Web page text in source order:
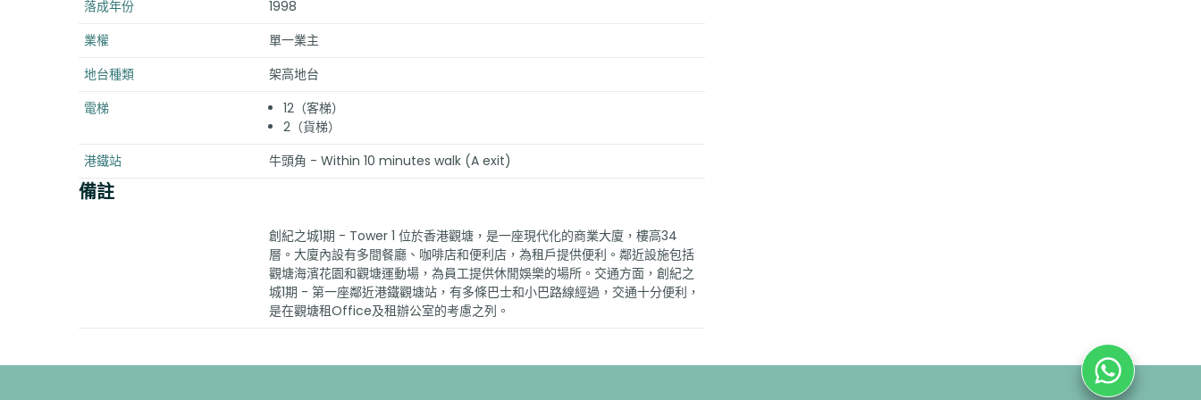
落成年份
1998
業權
單一業主
地台種類
架高地台
電梯
12（客梯）
2（貨梯）
港鐵站
牛頭角 - Within 10 minutes walk (A exit)
備註
創紀之城1期 - Tower 1 位於香港觀塘，是一座現代化的商業大廈，樓高34
層。大廈內設有多間餐廳、咖啡店和便利店，為租戶提供便利。鄰近設施包括
觀塘海濱花園和觀塘運動場，為員工提供休閒娛樂的場所。交通方面，創紀之
城1期 - 第一座鄰近港鐵觀塘站，有多條巴士和小巴路線經過，交通十分便利，
是在觀塘租Office及租辦公室的考慮之列。